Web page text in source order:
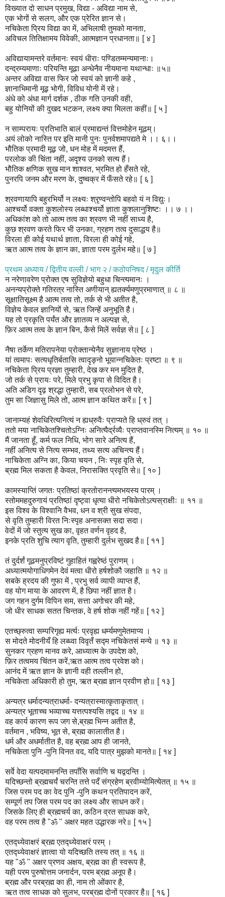
विख्यात दो साधन प्रमुख, विद्या - अविद्या नाम से,
एक भोगों से सलग, और एक प्रेरित ज्ञान से।
नचिकेता प्रिय विद्या का में, अभिलाषी तुमको मानता,
अविचल तितिक्षामय विवेकी, आत्मज्ञान प्रधानता॥ [ ४ ]
अविद्यायामन्तरे वर्तमानः स्वयं धीराः पण्डितम्मन्यमानाः।
दन्द्रम्यमाणाः परियन्ति मूढा अन्धेनैव नीयमाना यथान्धाः ॥५॥
अन्तर अविद्या वास फिर जो स्वयं को ज्ञानी कहे ,
ज्ञानाभिमानी मूढ़ भोगी, विविध योनी में रहे।
अंधे को अंधा मार्ग दर्शक , ठीक गति उनकी वही,
बहु योनियों की दुखद भटकन, लक्ष्य क्या मिलता कहीं॥ [ ५ ]
न साम्परायः प्रतिभाति बालं प्रमाद्यन्तं वित्तमोहेन मूढम्।
अयं लोको नास्ति पर इति मानी पुनः पुनर्वशमापद्यते मे ।। ६।।
भौतिक प्रमादी मूढ़ जो, धन मोह में मदमत्त हैं,
परलोक की चिंता नहीं, अदृश्य उनको सत्य हैं।
भौतिक क्षणिक सुख मान शाश्वत, भ्रमित हो हँसते रहे,
पुनरपि जनम और मरण के, दुष्चक्र में फँसते रहे॥ [ ६ ]
श्रवणायापि बहुरभिर्यो न लक्ष्यः श्रृण्वन्तोपि बहवो यं न विद्युः।
आश्चर्यो वक्ता कुशलोस्य लब्धाश्चर्यो ज्ञाता कुशलानुशिष्टः ।। ७ ।।
अधिकांश को तो आत्म तत्व का श्रवण भी नहीं साध्य है,
कुछ श्रवण करते फिर भी उनका, ग्रहण तत्व दुसाद्धय है॥
विरला ही कोई यथार्थ ज्ञाता, विरला ही कोई गहे,
ऋत आत्म तत्व के ज्ञान का, ज्ञाता परम दुर्लभ महे॥ [ ७ ]
प्रथम अध्याय / द्वितीय वल्ली / भाग २ / कठोपनिषद / मृदुल कीर्ति
न नरेणावरेण प्रोक्त एष सुविज्ञेयो बहुधा चिन्त्यमानः ।
अनन्यप्रोक्ते गतिरत्र नास्ति अणीयान् ह्यतर्क्यमणुप्रमाणात् ॥ ८ ॥
सूक्षातिसूक्ष्म है आत्म तत्व तो, तर्क से भी अतीत है,
विज्ञेय केवल ज्ञानियों से, ऋत जिन्हें अनुभूति है।
यह तो प्रकृति पर्यंत और ज्ञातव्य न अल्पज्ञ से,
फ़िर आत्म तत्व के ज्ञान बिन, कैसे मिलें सर्वज्ञ से॥ [ ८ ]
नैषा तर्केण मतिरापनेया प्रोक्तान्येनैव सुज्ञानाय प्रेष्ठ ।
यां त्वमापः सत्यधृतिर्बतासि त्वादृङ्नो भूयान्नचिकेतः प्रष्टा ॥ ९ ॥
नचिकेता प्रिय प्रज्ञा तुम्हारी, देख कर मन मुदित है,
जो तर्क से प्रायः परे, मिले प्रभु कृपा से विदित है।
अति अडिग दृढ़ श्रद्धा तुम्हारी, सब प्रलोभन से परे,
तुम सा जिज्ञासु मिले तो, आत्म ज्ञान कथित करें॥ [ ९ ]
जानाम्यहं शेवधिरित्यनित्यं न ह्यध्रुवैः प्राप्यते हि ध्रुवं तत् ।
ततो मया नाचिकेतश्चितोऽग्निः अनित्यैर्द्रव्यैः प्राप्तवानस्मि नित्यम् ॥ १० ॥
मैं जानता हूँ, कर्म फल निधि, भोग सारे अनित्य हैं,
नहीं अनित्य से नित्य सम्भव, तथ्य सत्य अचिन्त्य हैं।
नाचिकेता अग्नि का, किया चयन , निः स्पृह वृति से,
ब्रह्म मिल सकता है केवल, निरासक्ति प्रवृति से॥ [ १० ]
कामस्याप्तिं जगतः प्रतिष्ठां क्रतोरानन्त्यमभयस्य पारम् ।
स्तोममहदुरुगायं प्रतिष्ठां दृष्ट्वा धृत्या धीरो नचिकेतोऽत्यस्राक्षीः ॥ ११ ॥
इस विश्व के विश्वानि वैभव, धन व श्री सुख संपदा,
से वृति तुम्हारी विरत निःस्पृह अनासक्त सदा सदा।
वेदों में जो स्तुत्य सुख का, वृहत वर्णन वृहद है,
इनके प्रति शुचि त्याग वृति, तुम्हारी दुर्लभ सुखद है॥ [ ११ ]
तं दुर्दर्शं गूढमनुप्रविष्टं गुहाहितं गह्वरेष्ठं पुराणम् ।
अध्यात्मयोगाधिगमेन देवं मत्वा धीरो हर्षशोकौ जहाति ॥ १२ ॥
सबके ह्रदय की गुफा में , प्रभु सर्व व्यापी व्याप्त हैं,
वह योग माया के आवरण में, है छिपा नहीं ज्ञात है।
जग गहन दुर्गम विपिन सम, सत्ता अगोचर की महे,
जो धीर साधक सतत चिन्तक, वे हर्ष शोक नहीं गहें॥ [ १२ ]
एतच्छ्रुत्वा सम्परिगृह्य मर्त्यः प्रवृह्य धर्म्यमणुमेतमाप्य ।
स मोदते मोदनीयँ हि लब्ध्वा विवृतँ सद्म नचिकेतसं मन्ये ॥ १३ ॥
सुनकर ग्रहण मानव करे, आध्यात्म के उपदेश को,
फ़िर तत्वमय चिंतन करें,ऋत आत्म तत्व प्रवेश को।
आनंद में ऋत ज्ञान के ज्ञानी वही तल्लीन हो,
नचिकेता अधिकारी हो तुम, ऋत ब्रह्म ज्ञान प्रवीण हो॥ [ १३ ]
अन्यत्र धर्मादन्यत्राधर्मा- दन्यत्रास्मात्कृताकृतात् ।
अन्यत्र भूताच्च भव्याच्च यत्तत्पश्यसि तद्वद ॥ १४ ॥
वह कार्य कारण रूप जग से,ब्रह्म भिन्न अतीत है,
वर्तमान , भविष्य, भूत से, ब्रह्म कालातीत है।
धर्म और अधर्मातीत है, वह ब्रह्म आप ही जानते,
नचिकेता पुनि -पुनि विनत वद, यदि पात्र मुझको मानते॥ [ १४ ]
सर्वे वेदा यत्पदमामनन्ति तपाँसि सर्वाणि च यद्वदन्ति ।
यदिच्छन्तो ब्रह्मचर्यं चरन्ति तत्ते पदँ संग्रहेण ब्रवीम्योमित्येतत् ॥ १५ ॥
जिस परम पद का वेद पुनि -पुनि कथन प्रतिपादन करें,
सम्पूर्ण तप जिस परम पद का लक्ष्य और साधन करें।
जिसके लिए ही ब्रह्मचर्य का, कठिन व्रत साधक करे,
वह परम तत्व है "ॐ " अक्षर महत उद्धारक नरे॥ [ १५ ]
एतद्ध्येवाक्षरं ब्रह्म एतद्ध्येवाक्षरं परम् ।
एतद्ध्येवाक्षरं ज्ञात्वा यो यदिच्छति तस्य तत् ॥ १६ ॥
यह "ॐ " अक्षर प्रणव अक्षय, ब्रह्म का ही स्वरूप है,
यही परम पुरुषोत्तम जनार्दन, परम ब्रह्म अनूप है।
ब्रह्म और परब्रह्म का ही, नाम तो ओंकार है,
ऋत तत्व साधक को सुलभ, परब्रह्म दोनों प्रकार है॥ [ १६ ]